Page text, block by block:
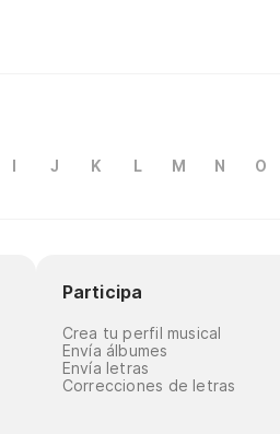
I J K L M N O
Participa
Crea tu perfil musical
Envía álbumes
Envía letras
Correcciones de letras